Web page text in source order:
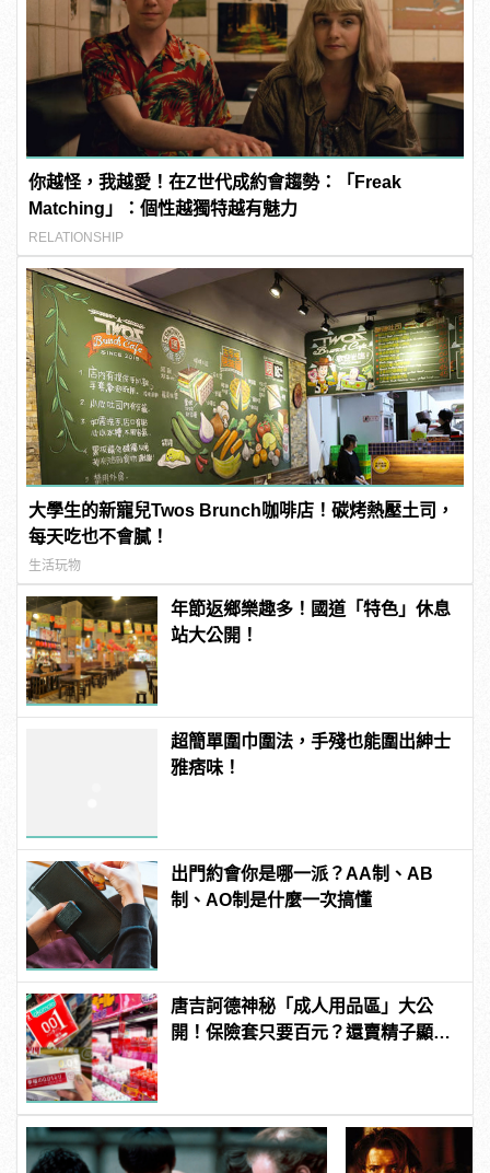
你越怪，我越愛！在Z世代成約會趨勢：「Freak
Matching」：個性越獨特越有魅力
RELATIONSHIP
大學生的新寵兒Twos Brunch咖啡店！碳烤熱壓土司，
每天吃也不會膩！
生活玩物
年節返鄉樂趣多！國道「特色」休息
站大公開！
超簡單圍巾圍法，手殘也能圍出紳士
雅痞味！
出門約會你是哪一派？AA制、AB
制、AO制是什麼一次搞懂
唐吉訶德神秘「成人用品區」大公
開！保險套只要百元？還賣精子顯微